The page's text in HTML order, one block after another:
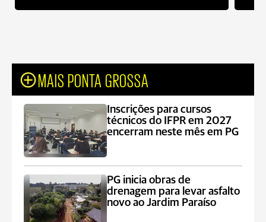
MAIS PONTA GROSSA
Inscrições para cursos
técnicos do IFPR em 2027
encerram neste mês em PG
PG inicia obras de
drenagem para levar asfalto
novo ao Jardim Paraíso